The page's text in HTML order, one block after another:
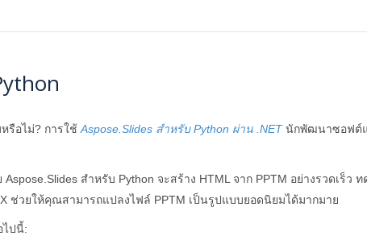
รือไม่? การใช้ Aspose.Slides สำหรับ Python ผ่าน .NETนักพัฒนาซอฟต์แ
สำหรับ Python จะสร้าง HTML จาก PPTM อย่างรวดเร็ว
ช่วยให้คุณสามารถแปลงไฟล์ PPTM เป็นรูปแบบยอดนิยมได้มากมาย
ไปนี้: